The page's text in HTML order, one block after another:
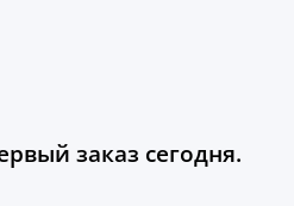
заказ сегодня.